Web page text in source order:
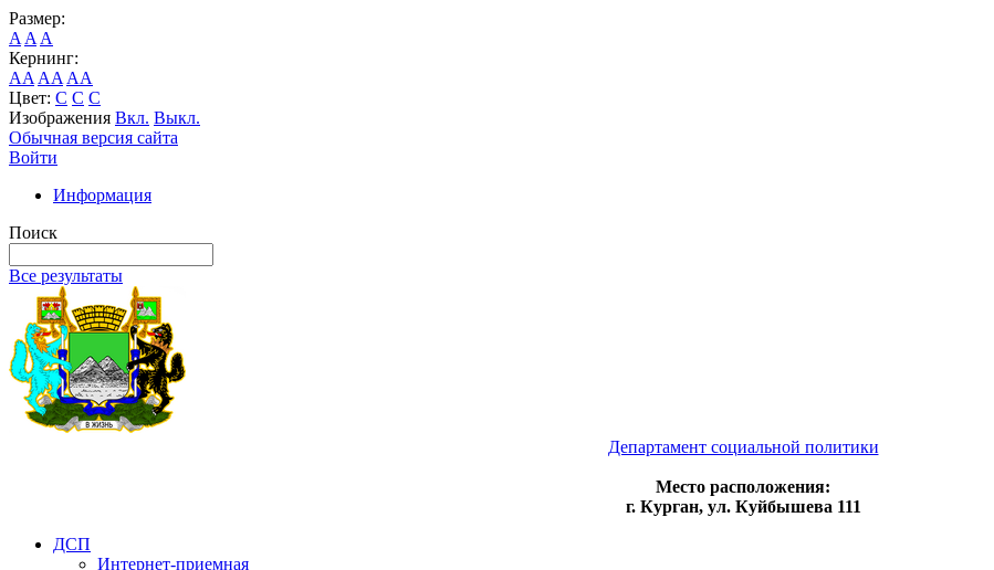
Размер:
A A A
Кернинг:
AA AA AA
Цвет: C C C
Изображения Вкл. Выкл.
Обычная версия сайта
Войти
Информация
Поиск
Все результаты
Департамент социальной политики
Место расположения:
г. Курган, ул. Куйбышева 111
ДСП
Интернет-приемная